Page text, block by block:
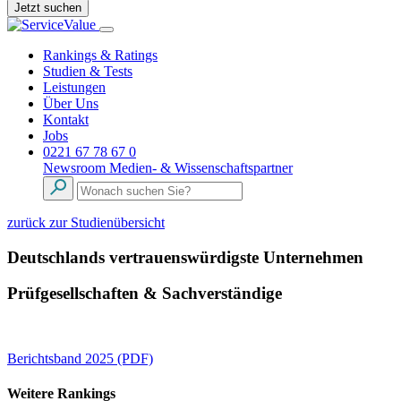
Jetzt suchen
Rankings & Ratings
Studien & Tests
Leistungen
Über Uns
Kontakt
Jobs
0221 67 78 67 0
Newsroom Medien- & Wissenschaftspartner
zurück zur Studienübersicht
Deutschlands vertrauenswürdigste Unternehmen
Prüfgesellschaften & Sachverständige
Berichtsband 2025 (PDF)
Weitere Rankings